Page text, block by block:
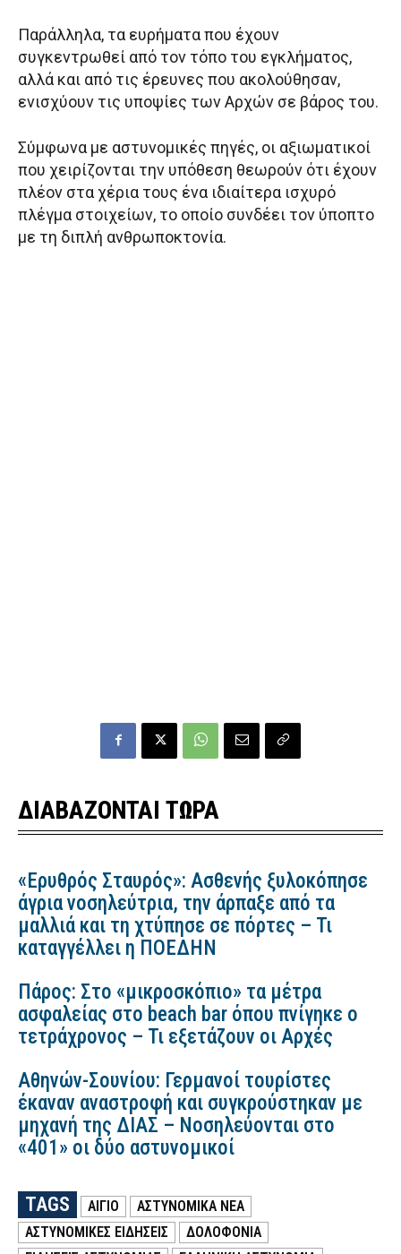
Παράλληλα, τα ευρήματα που έχουν
συγκεντρωθεί από τον τόπο του εγκλήματος,
αλλά και από τις έρευνες που ακολούθησαν,
ενισχύουν τις υποψίες των Αρχών σε βάρος του.
Σύμφωνα με αστυνομικές πηγές, οι αξιωματικοί
που χειρίζονται την υπόθεση θεωρούν ότι έχουν
πλέον στα χέρια τους ένα ιδιαίτερα ισχυρό
πλέγμα στοιχείων, το οποίο συνδέει τον ύποπτο
με τη διπλή ανθρωποκτονία.
ΔΙΑΒΑΖΟΝΤΑΙ ΤΩΡΑ
«Ερυθρός Σταυρός»: Ασθενής ξυλοκόπησε
άγρια νοσηλεύτρια, την άρπαξε από τα
μαλλιά και τη χτύπησε σε πόρτες – Τι
καταγγέλλει η ΠΟΕΔΗΝ
Πάρος: Στο «μικροσκόπιο» τα μέτρα
ασφαλείας στο beach bar όπου πνίγηκε ο
τετράχρονος – Τι εξετάζουν οι Αρχές
Αθηνών-Σουνίου: Γερμανοί τουρίστες
έκαναν αναστροφή και συγκρούστηκαν με
μηχανή της ΔΙΑΣ – Νοσηλεύονται στο
«401» οι δύο αστυνομικοί
TAGS ΑΙΓΙΟ
ΑΣΤΥΝΟΜΙΚΑ ΝΕΑ
ΑΣΤΥΝΟΜΙΚΕΣ ΕΙΔΗΣΕΙΣ
ΔΟΛΟΦΟΝΙΑ